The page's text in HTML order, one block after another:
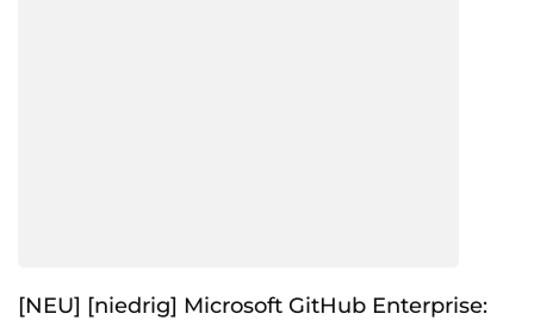
[NEU] [niedrig] Microsoft GitHub Enterprise: